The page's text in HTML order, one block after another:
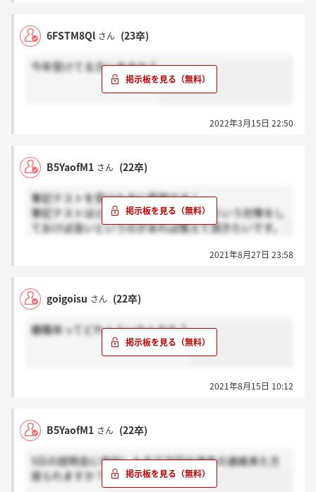
6FSTM8Ql さん (23卒)
今年受けてる方いますか？
2022年3月15日 22:50
B5YaofM1 さん (22卒)
筆記テストを受けた方に質問です！
筆記テストはどんな内容だったか、こういう対策をし
ておけば良いというのがあれば教えて頂きたいです。
2021年8月27日 23:58
goigoisu さん (22卒)
離職率ってどれくらいなんだろ？
2021年8月15日 10:12
B5YaofM1 さん (22卒)
5日の説明会に参加した方で次回の選考の連絡来た方
居られますか？